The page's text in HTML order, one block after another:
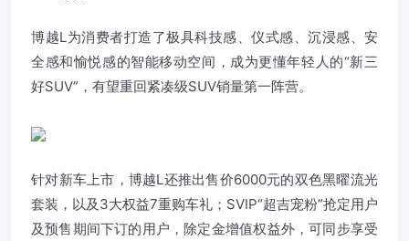
博越L为消费者打造了极具科技感、仪式感、沉浸感、安
全感和愉悦感的智能移动空间，成为更懂年轻人的“新三
好SUV”，有望重回紧凑级SUV销量第一阵营。
针对新车上市，博越L还推出售价6000元的双色黑曜流光
套装，以及3大权益7重购车礼；SVIP“超吉宠粉”抢定用户
及预售期间下订的用户，除定金增值权益外，可同步享受